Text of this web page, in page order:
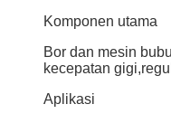
Komponen utama
Bor dan mesin
kecepatan
Aplikasi